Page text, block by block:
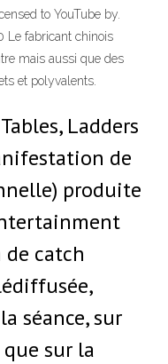
to YouTube by.
Le fabricant chinois
mais aussi que des
et polyvalents.
Ladders
de
produite
de catch
séance, sur
sur la